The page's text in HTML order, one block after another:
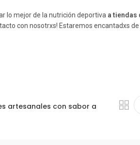
lo mejor de la nutrición deportiva a tiendas
con nosotrxs! Estaremos encantadxs
artesanales con sabor a